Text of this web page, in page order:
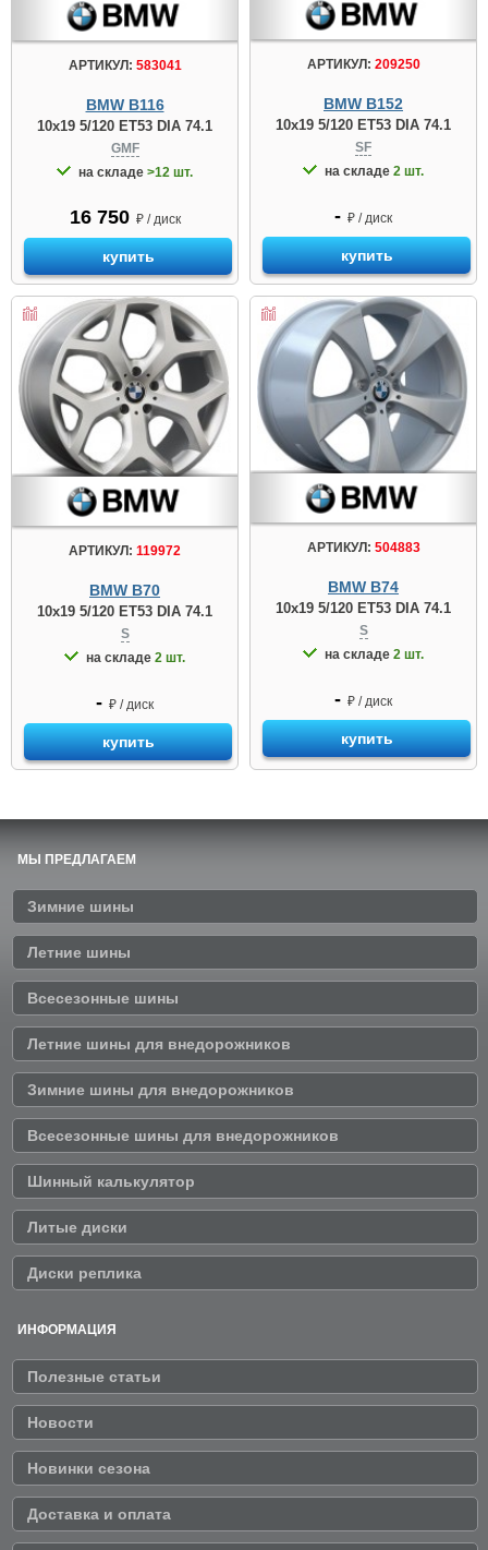
АРТИКУЛ: 583041
BMW B116
10x19 5/120 ET53 DIA 74.1
GMF
на складе >12 шт.
16 750 ₽ / диск
купить
АРТИКУЛ: 209250
BMW B152
10x19 5/120 ET53 DIA 74.1
SF
на складе 2 шт.
- ₽ / диск
купить
АРТИКУЛ: 119972
BMW B70
10x19 5/120 ET53 DIA 74.1
S
на складе 2 шт.
- ₽ / диск
купить
АРТИКУЛ: 504883
BMW B74
10x19 5/120 ET53 DIA 74.1
S
на складе 2 шт.
- ₽ / диск
купить
МЫ ПРЕДЛАГАЕМ
Зимние шины
Летние шины
Всесезонные шины
Летние шины для внедорожников
Зимние шины для внедорожников
Всесезонные шины для внедорожников
Шинный калькулятор
Литые диски
Диски реплика
ИНФОРМАЦИЯ
Полезные статьи
Новости
Новинки сезона
Доставка и оплата